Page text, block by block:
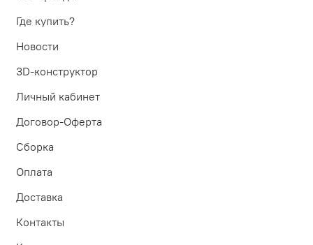
Где купить?
Новости
3D-конструктор
Личный кабинет
Договор-Оферта
Сборка
Оплата
Доставка
Контакты